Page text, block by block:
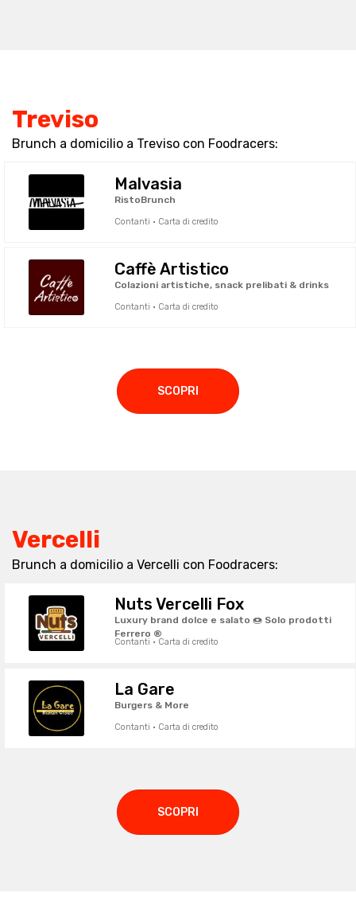
Treviso
Brunch a domicilio a Treviso con Foodracers:
Malvasia
RistoBrunch
Contanti · Carta di credito
Caffè Artistico
Colazioni artistiche, snack prelibati & drinks
Contanti · Carta di credito
SCOPRI
Vercelli
Brunch a domicilio a Vercelli con Foodracers:
Nuts Vercelli Fox
Luxury brand dolce e salato 🍩 Solo prodotti
Ferrero ®
Contanti · Carta di credito
La Gare
Burgers & More
Contanti · Carta di credito
SCOPRI